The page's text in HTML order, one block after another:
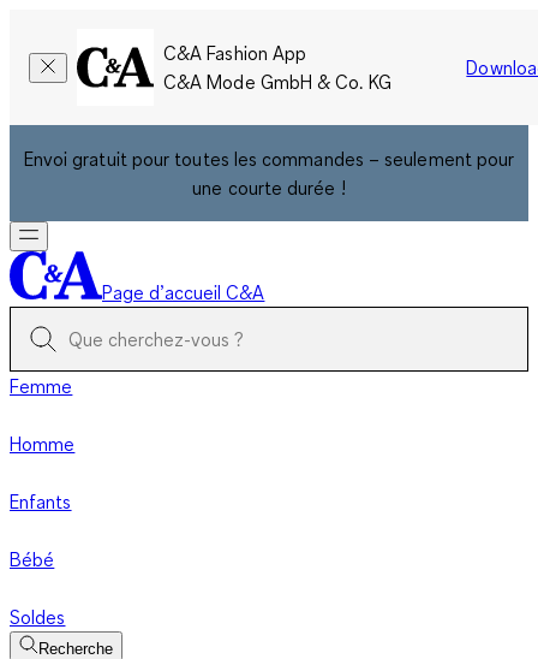
C&A Fashion App
C&A Mode GmbH & Co. KG
Envoi gratuit pour toutes les commandes – seulement pour
une courte durée !
Page d’accueil C&A
Femme
Homme
Enfants
Bébé
Soldes
Recherche